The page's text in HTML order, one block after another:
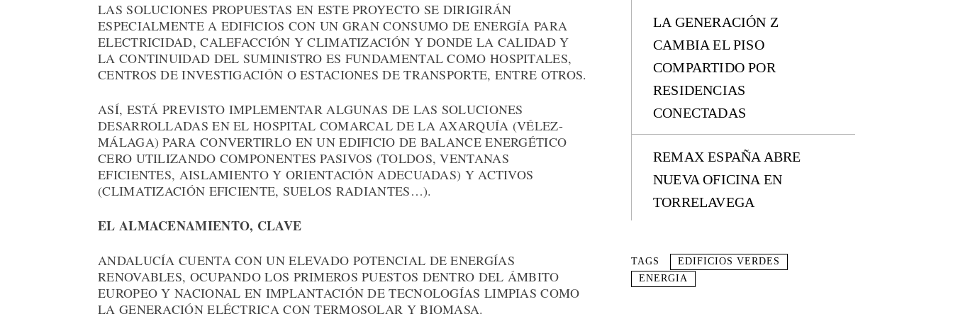
LAS SOLUCIONES PROPUESTAS EN ESTE PROYECTO SE DIRIGIRÁN
ESPECIALMENTE A EDIFICIOS CON UN GRAN CONSUMO DE ENERGÍA PARA
ELECTRICIDAD, CALEFACCIÓN Y CLIMATIZACIÓN Y DONDE LA CALIDAD Y
LA CONTINUIDAD DEL SUMINISTRO ES FUNDAMENTAL COMO HOSPITALES,
CENTROS DE INVESTIGACIÓN O ESTACIONES DE TRANSPORTE, ENTRE OTROS.
ASÍ, ESTÁ PREVISTO IMPLEMENTAR ALGUNAS DE LAS SOLUCIONES
DESARROLLADAS EN EL HOSPITAL COMARCAL DE LA AXARQUÍA (VÉLEZ-
MÁLAGA) PARA CONVERTIRLO EN UN EDIFICIO DE BALANCE ENERGÉTICO
CERO UTILIZANDO COMPONENTES PASIVOS (TOLDOS, VENTANAS
EFICIENTES, AISLAMIENTO Y ORIENTACIÓN ADECUADAS) Y ACTIVOS
(CLIMATIZACIÓN EFICIENTE, SUELOS RADIANTES…).
EL ALMACENAMIENTO, CLAVE
ANDALUCÍA CUENTA CON UN ELEVADO POTENCIAL DE ENERGÍAS
RENOVABLES, OCUPANDO LOS PRIMEROS PUESTOS DENTRO DEL ÁMBITO
EUROPEO Y NACIONAL EN IMPLANTACIÓN DE TECNOLOGÍAS LIMPIAS COMO
LA GENERACIÓN ELÉCTRICA CON TERMOSOLAR Y BIOMASA.
LA GENERACIÓN Z
CAMBIA EL PISO
COMPARTIDO POR
RESIDENCIAS
CONECTADAS
REMAX ESPAÑA ABRE
NUEVA OFICINA EN
TORRELAVEGA
TAGS
EDIFICIOS VERDES
ENERGIA